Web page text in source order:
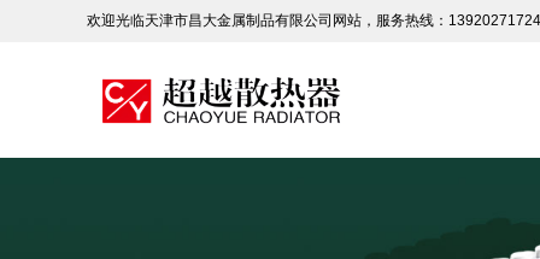
欢迎光临天津市昌大金属制品有限公司网站，服务热线：13920271724